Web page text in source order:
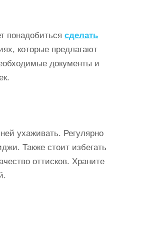
понадобиться сделать
которые предлагают
документы и
ухаживать. Регулярно
Также стоит избегать
оттисков. Храните